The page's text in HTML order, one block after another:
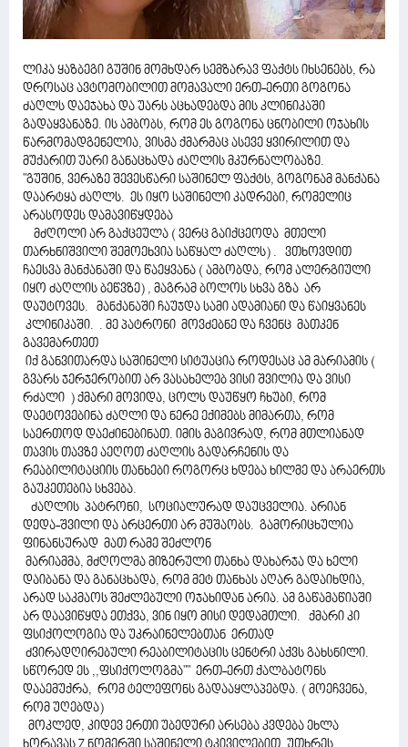
ლიკა ყაზბეგი გუშინ მომხდარ სემზარავ ფაქტს იხსენებს, რა
დროსაც ავტომობილით მომავალი ერთ-ერთი გოგონა
ძაღლს დაეჯახა და უარს აცხადებდა მის კლინიკაში
გადაყვანაზე. ის ამბობს, რომ ეს გოგონა ცნობილი ოჯახის
წარმომადგენელია, ვისმა ქმარმაც ასევე ყვირილით და
მუქარით უარი განაცხადა ძაღლის მკურნალობაზე.
"გუშინ, ვერაზე შევესწარი საშინელ ფაქტს, გოგონამ მანქანა
დაარტყა ძაღლს. ეს იყო საშინელი კადრები, რომელიც
არასოდეს დამავიწყდება
მძღოლი არ გაქცეულა ( ვერც გაიქცეოდა მთელი
თარხნიშვილი შემოეხვია საწყალ ძაღლს) . ვთხოვდით
ჩაესვა მანქანაში და წაეყვანა ( ამბობდა, რომ ალერგიული
იყო ძაღლის ბეწვზე) , მაგრამ ბოლოს სხვა გზა არ
დაუტოვეს. მანქანაში ჩაუჯდა სამი ადამიანი და წაიყვანეს
კლინიკაში. . მე პატრონი მოვძებნე და ჩვენც მათკენ
გავემართეთ
იქ განვითარდა საშინელი სიტუაცია როდესაც ამ მარიამის (
გვარს ჯერჯერობით არ ვასახელებ ვისი შვილია და ვისი
რძალი ) ქმარი მოვიდა, ცოლს დაუწყო ჩხუბი, რომ
დაეტოვებინა ძაღლი და ნერე ექიმებს მიმართა, რომ
საერთოდ დაეძინებინათ. იმის მაგივრად, რომ მთლიანად
თავის თავზე აეღოთ ძაღლის გადარჩენის და
რეაბილიტაციის თანხები როგორც ხდება ხილმე და არაერთს
გაუკეთებია სხვება.
ძაღლის პატრონი, სოციალურად დაუცველია. არიან
დედა-შვილი და არცერთი არ მუშაობს. გამორიცხულია
ფინანსურად მათ რამე შეძლონ
მარიამმა, მძღოლმა მიზერული თანხა დახარჯა და ხელი
დაიბანა და განაცხადა, რომ მეტ თანხას აღარ გადაიხდია,
არად საკმაოს შეძლებული ოჯახიდან არია. ამ გაწამაწიაში
არ დაავიწყდა ეთქვა, ვინ იყო მისი დედამთლი. ქმარი კი
ფსიქოლოგია და უკრაინელებთან ერთად
ძვირადღირებული რეაბილიტაცის ცენტრი აქვს გახსნილი.
სწორედ ეს ,,ფსიქოლოგმა"" ერთ-ერთ ქალბატონს
დააემუქრა, რომ ტელეფონს გადააყლაპებდა. ( მოეჩვენა,
რომ უღებდა)
მოკლედ, კიდევ ერთი უბედური არსება კვდება ეხლა